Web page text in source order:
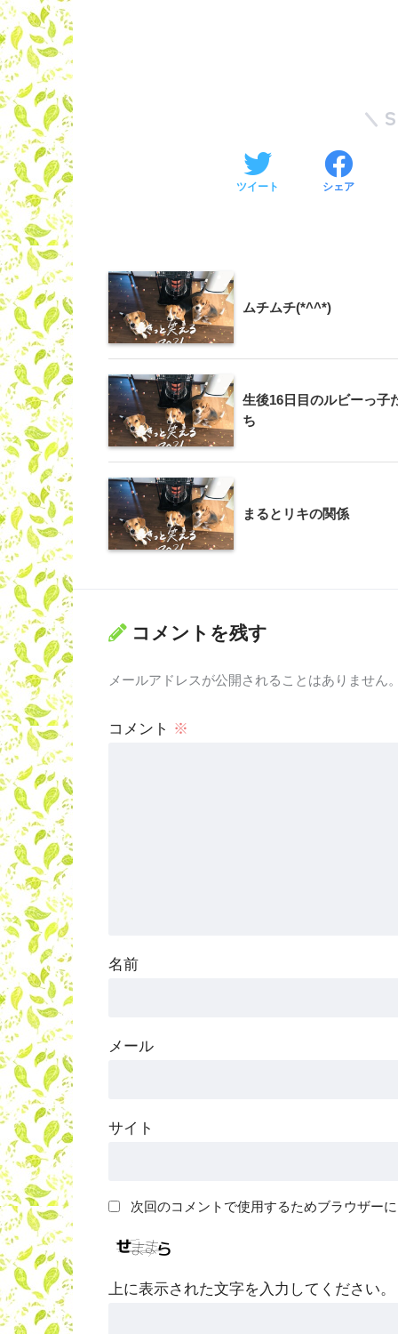
ツイート シェア
ムチムチ(*^^*)
生後16日目のルビーっ子
ち
まるとリキの関係
コメントを残す
メールアドレスが公開されることはありません
コメント ※
名前
メール
サイト
次回のコメントで使用するためブラウザー
上に表示された文字を入力してください。